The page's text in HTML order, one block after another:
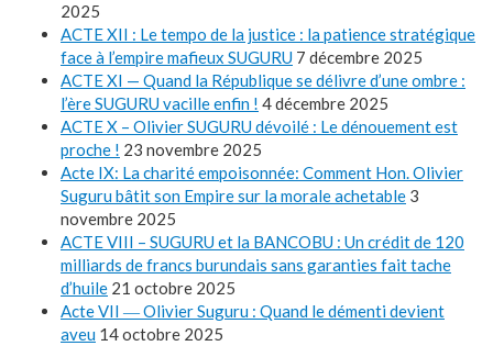
2025
ACTE XII : Le tempo de la justice : la patience stratégique
face à l’empire mafieux SUGURU 7 décembre 2025
ACTE XI — Quand la République se délivre d’une ombre :
l’ère SUGURU vacille enfin ! 4 décembre 2025
ACTE X – Olivier SUGURU dévoilé : Le dénouement est
proche ! 23 novembre 2025
Acte IX: La charité empoisonnée: Comment Hon. Olivier
Suguru bâtit son Empire sur la morale achetable 3
novembre 2025
ACTE VIII – SUGURU et la BANCOBU : Un crédit de 120
milliards de francs burundais sans garanties fait tache
d’huile 21 octobre 2025
Acte VII ― Olivier Suguru : Quand le démenti devient
aveu 14 octobre 2025